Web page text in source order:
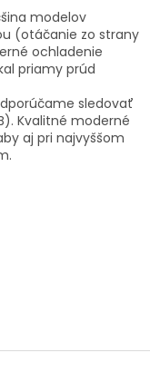
modelov
(otáčanie zo strany
ochladenie
priamy prúd
sledovať
Kvalitné moderné
aj pri najvyššom